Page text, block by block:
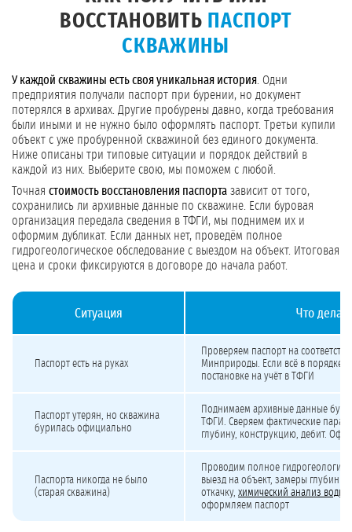
ВОССТАНОВИТЬ ПАСПОРТ
СКВАЖИНЫ
У каждой скважины есть своя уникальная история . Одни
предприятия получали паспорт при бурении, но документ
потерялся в архивах. Другие пробурены давно, когда требования
были иными и не нужно было оформлять паспорт. Третьи купили
объект с уже пробуренной скважиной без единого документа.
Ниже описаны три типовые ситуации и порядок действий в
каждой из них. Выберите свою, мы поможем с любой.
Точная стоимость восстановления паспорта зависит от того,
сохранились ли архивные данные по скважине. Если буровая
организация передала сведения в ТФГИ, мы поднимем их и
оформим дубликат. Если данных нет, проведём полное
гидрогеологическое обследование с выездом на объект. Итоговая
цена и сроки фиксируются в договоре до начала работ.
Ситуация Что
Паспорт есть на руках
Проверяем паспорт на
Минприроды. Если всё в порядке,
постановке на учёт в ТФГИ
Паспорт утерян, но скважина
бурилась официально
Поднимаем архивные данные
ТФГИ. Сверяем фактические
глубину, конструкцию, дебит.
Паспорта никогда не было
(старая скважина)
Проводим полное
выезд на объект, замеры глубины
откачку, химический анализ воды
оформляем паспорт